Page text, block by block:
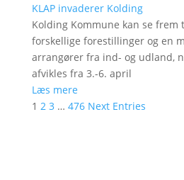
KLAP invaderer Kolding
Kolding Kommune kan se frem
forskellige forestillinger og en
arrangører fra ind- og udland,
afvikles fra 3.-6. april
Læs mere
1 2 3 … 476 Next Entries